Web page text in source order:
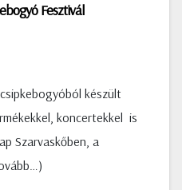
Fesztivál
készült
koncertekkel is
Szarvaskőben, a